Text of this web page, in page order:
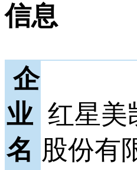
信息
企
业
名
红星美
股份有